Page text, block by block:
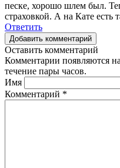
песке, хорошо шлем был.
страховкой. А на Кате есть
Ответить
Добавить комментарий
Оставить комментарий
Комментарии появляются
течение пары часов.
Имя
Комментарий *